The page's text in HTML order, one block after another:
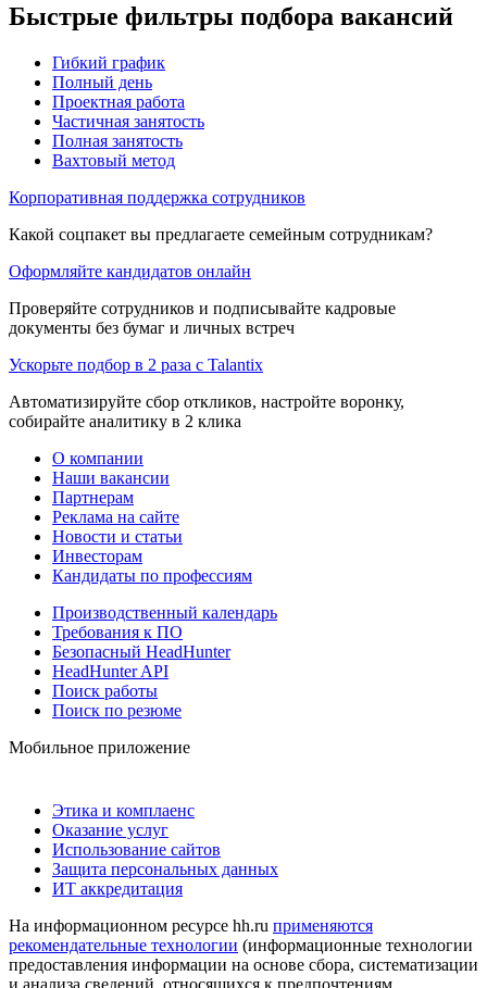
Быстрые фильтры подбора вакансий
Гибкий график
Полный день
Проектная работа
Частичная занятость
Полная занятость
Вахтовый метод
Корпоративная поддержка сотрудников
Какой соцпакет вы предлагаете семейным сотрудникам?
Оформляйте кандидатов онлайн
Проверяйте сотрудников и подписывайте кадровые
документы без бумаг и личных встреч
Ускорьте подбор в 2 раза с Talantix
Автоматизируйте сбор откликов, настройте воронку,
собирайте аналитику в 2 клика
О компании
Наши вакансии
Партнерам
Реклама на сайте
Новости и статьи
Инвесторам
Кандидаты по профессиям
Производственный календарь
Требования к ПО
Безопасный HeadHunter
HeadHunter API
Поиск работы
Поиск по резюме
Мобильное приложение
Этика и комплаенс
Оказание услуг
Использование сайтов
Защита персональных данных
ИТ аккредитация
На информационном ресурсе hh.ru применяются
рекомендательные технологии (информационные технологии
предоставления информации на основе сбора, систематизации
и анализа сведений, относящихся к предпочтениям